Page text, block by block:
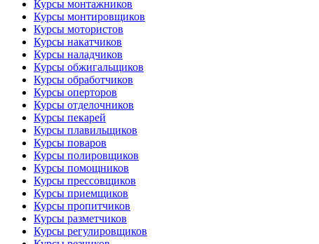
Курсы монтажников
Курсы монтировщиков
Курсы мотористов
Курсы накатчиков
Курсы наладчиков
Курсы обжигальщиков
Курсы обработчиков
Курсы оперторов
Курсы отделочников
Курсы пекарей
Курсы плавильщиков
Курсы поваров
Курсы полировщиков
Курсы помощников
Курсы прессовщиков
Курсы приемщиков
Курсы пропитчиков
Курсы разметчиков
Курсы регулировщиков